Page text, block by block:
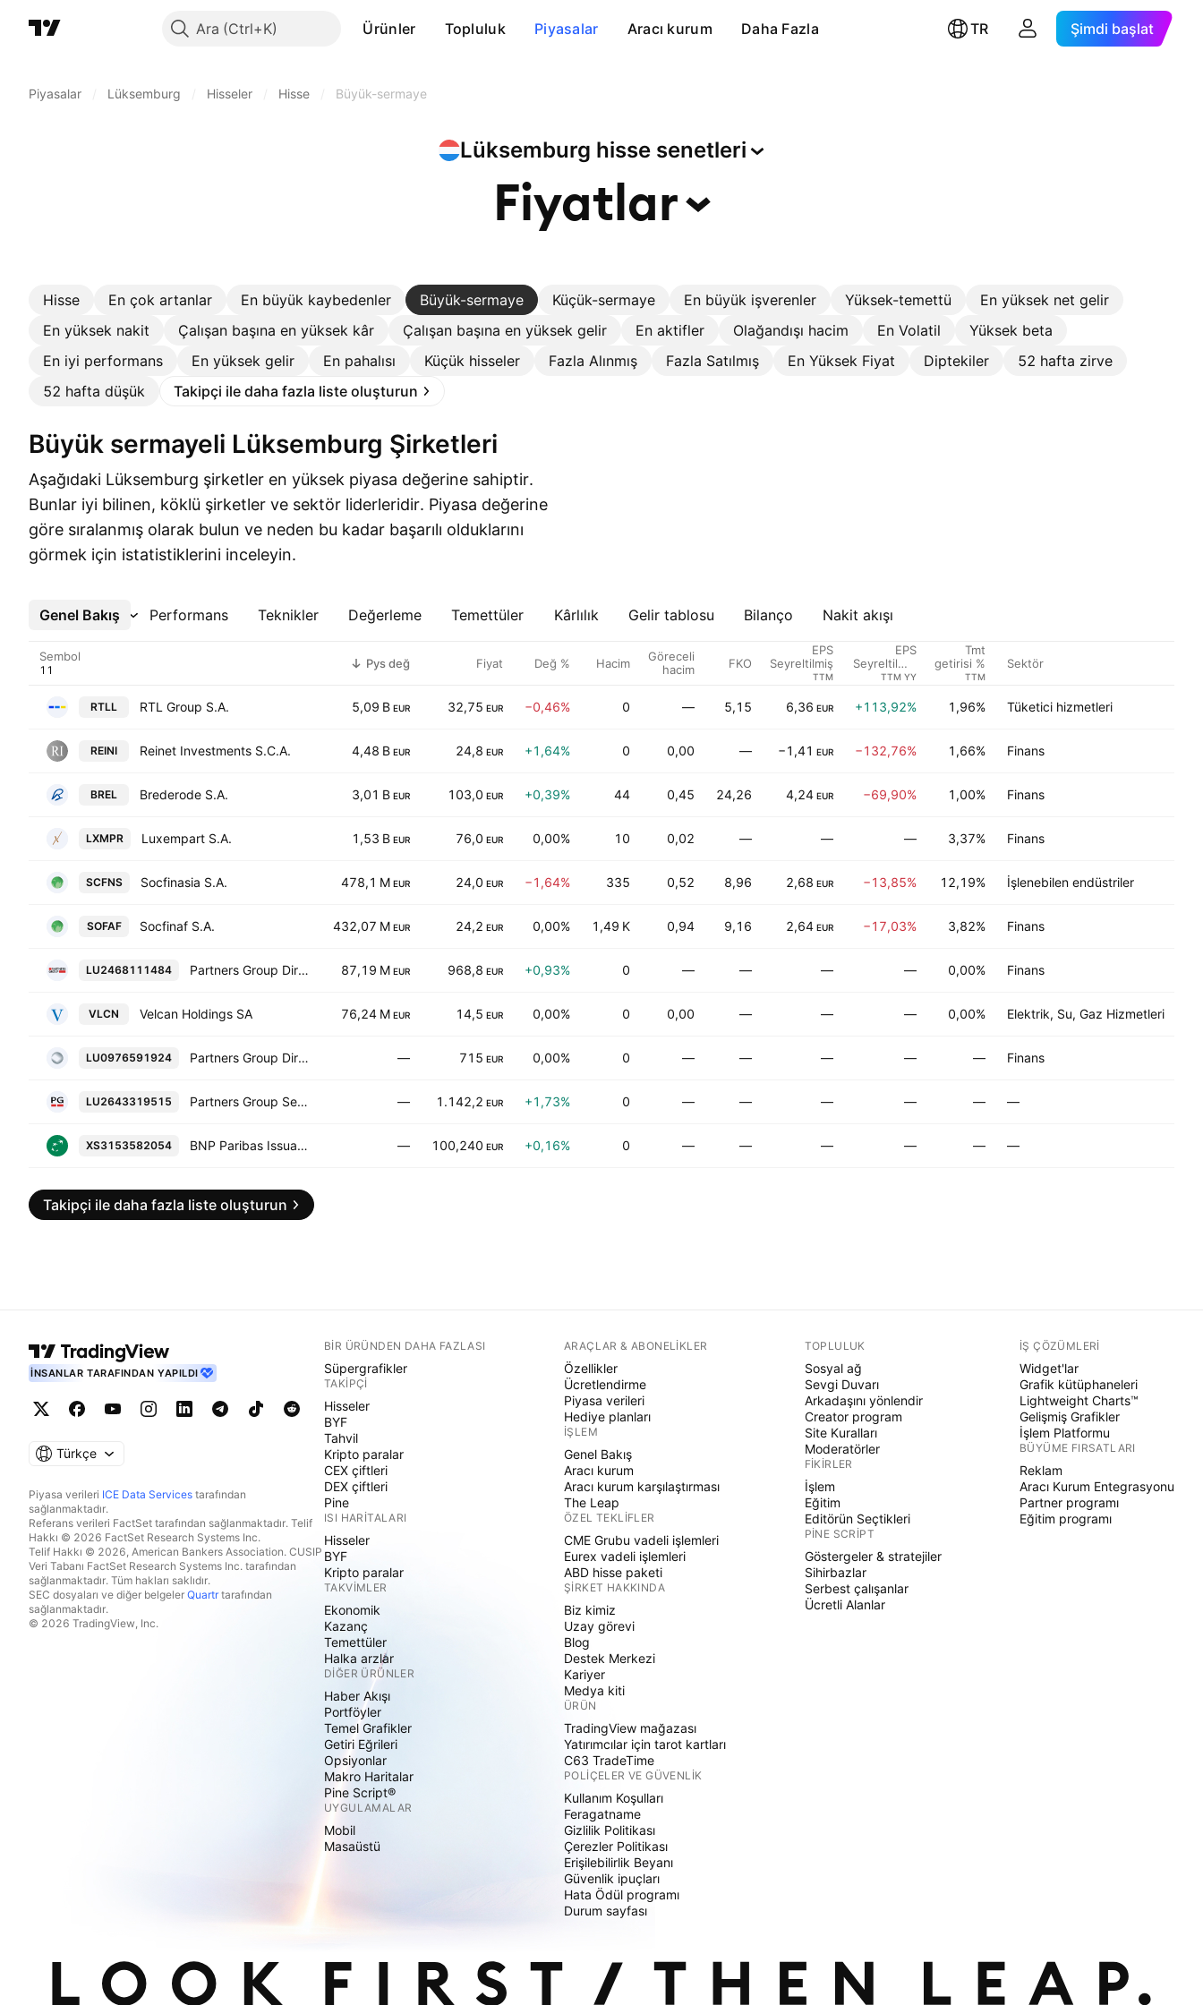
Ara Ürünler Topluluk Piyasalar Aracı kurum Daha Fazla TR Şimdi başlat
Piyasalar Lüksemburg Hisseler Hisse Büyük-sermaye
Lüksemburg hisse senetleri
Fiyatlar
Hisse En çok artanlar En büyük kaybedenler Büyük-sermaye Küçük-sermaye En büyük işverenler Yüksek-temettü
En yüksek net gelir
En yüksek nakit
Çalışan başına en yüksek kâr Çalışan başına en yüksek gelir En aktifler Olağandışı hacim En Volatil
Yüksek beta
En iyi performans
En yüksek gelir En pahalısı Küçük hisseler Fazla Alınmış Fazla Satılmış En Yüksek Fiyat Diptekiler
52 hafta zirve
52 hafta düşük
Takipçi ile daha fazla liste oluşturun
Büyük sermayeli Lüksemburg Şirketleri
Aşağıdaki Lüksemburg şirketler en yüksek piyasa değerine sahiptir.
Bunlar iyi bilinen, köklü şirketler ve sektör liderleridir. Piyasa değerine
göre sıralanmış olarak bulun ve neden bu kadar başarılı olduklarını
görmek için istatistiklerini inceleyin.
Genel Bakış Performans Teknikler Değerleme Temettüler Kârlılık Gelir tablosu Bilanço Nakit akışı
Daha Fazla
Sembol Pys değ Fiyat Değ % Hacim
Göreceli
hacim
FKO
EPS
Seyreltilmiş
TTM
EPS
Seyreltilmiş
Büyüme
TTM YY
Tmt
getirisi %
TTM
Sektör
RTLL RTL Group S.A. 5,09 B EUR 32,75 EUR −0,46% 0 — 5,15 6,36 EUR +113,92% 1,96% Tüketici hizmetleri
REINI Reinet Investments S.C.A. 4,48 B EUR 24,8 EUR +1,64% 0 0,00 — −1,41 EUR −132,76% 1,66% Finans
BREL Brederode S.A. 3,01 B EUR 103,0 EUR +0,39% 44 0,45 24,26 4,24 EUR −69,90% 1,00% Finans
LXMPR Luxempart S.A. 1,53 B EUR 76,0 EUR 0,00% 10 0,02 — — — 3,37% Finans
SCFNS Socfinasia S.A. 478,1 M EUR 24,0 EUR −1,64% 335 0,52 8,96 2,68 EUR −13,85% 12,19% İşlenebilen endüstriler
SOFAF Socfinaf S.A. 432,07 M EUR 24,2 EUR 0,00% 1,49 K 0,94 9,16 2,64 EUR −17,03% 3,82% Finans
LU2468111484 Partners Group Direct Equity V (EUR) S.C.A. SICAV-RAIF 87,19 M EUR 968,8 EUR +0,93% 0 — — — — 0,00% Finans
VLCN Velcan Holdings SA 76,24 M EUR 14,5 EUR 0,00% 0 0,00 — — — 0,00% Elektrik, Su, Gaz Hizmetleri
LU0976591924 Partners Group Direct Mezzanine 2013 S.C.A. SICAR Class O — 715 EUR 0,00% 0 — — — — — Finans
LU2643319515 Partners Group Secondary VIII (EUR) S.C.A. SICAV-RAIF — 1.142,2 EUR +1,73% 0 — — — — — —
XS3153582054 BNP Paribas Issuance B.V. 24-OCT-2028 — 100,240 EUR +0,16% 0 — — — — — —
Takipçi ile daha fazla liste oluşturun
İNSANLAR TARAFINDAN YAPILDI
Türkçe
Piyasa verileri ICE Data Services tarafından
sağlanmaktadır.
Referans verileri FactSet tarafından sağlanmaktadır. Telif
Hakkı © 2026 FactSet Research Systems Inc.
Telif Hakkı © 2026, American Bankers Association. CUSIP
Veri Tabanı FactSet Research Systems Inc. tarafından
sağlanmaktadır. Tüm hakları saklıdır.
SEC dosyaları ve diğer belgeler Quartrtarafından
sağlanmaktadır.
© 2026 TradingView, Inc.
BIR ÜRÜNDEN DAHA FAZLASI
Süpergrafikler
TAKIPÇI
Hisseler
BYF
Tahvil
Kripto paralar
CEX çiftleri
DEX çiftleri
Pine
ISI HARITALARI
Hisseler
BYF
Kripto paralar
TAKVIMLER
Ekonomik
Kazanç
Temettüler
Halka arzlar
DIĞER ÜRÜNLER
Haber Akışı
Portföyler
Temel Grafikler
Getiri Eğrileri
Opsiyonlar
Makro Haritalar
Pine Script®
UYGULAMALAR
Mobil
Masaüstü
ARAÇLAR & ABONELIKLER
Özellikler
Ücretlendirme
Piyasa verileri
Hediye planları
İŞLEM
Genel Bakış
Aracı kurum
Aracı kurum karşılaştırması
The Leap
ÖZEL TEKLIFLER
CME Grubu vadeli işlemleri
Eurex vadeli işlemleri
ABD hisse paketi
ŞIRKET HAKKINDA
Biz kimiz
Uzay görevi
Blog
Destek Merkezi
Kariyer
Medya kiti
ÜRÜN
TradingView mağazası
Yatırımcılar için tarot kartları
C63 TradeTime
POLIÇELER VE GÜVENLIK
Kullanım Koşulları
Feragatname
Gizlilik Politikası
Çerezler Politikası
Erişilebilirlik Beyanı
Güvenlik ipuçları
Hata Ödül programı
Durum sayfası
TOPLULUK
Sosyal ağ
Sevgi Duvarı
Arkadaşını yönlendir
Creator program
Site Kuralları
Moderatörler
FIKIRLER
İşlem
Eğitim
Editörün Seçtikleri
PINE SCRIPT
Göstergeler & stratejiler
Sihirbazlar
Serbest çalışanlar
Ücretli Alanlar
İŞ ÇÖZÜMLERI
Widget'lar
Grafik kütüphaneleri
Lightweight Charts™
Gelişmiş Grafikler
İşlem Platformu
BÜYÜME FIRSATLARI
Reklam
Aracı Kurum Entegrasyonu
Partner programı
Eğitim programı